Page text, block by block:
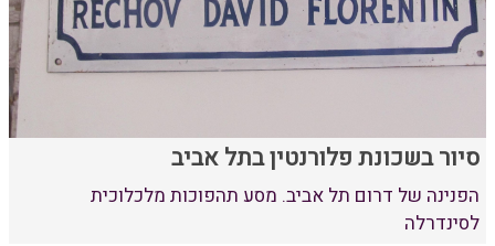
סיור בשכונת פלורנטין בתל אביב
הפנינה של דרום תל אביב. מסע תהפוכות מלכלוכית
לסינדרלה